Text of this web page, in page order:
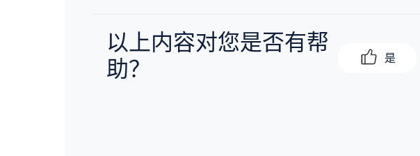
以上内容对您是否有帮
助？
是